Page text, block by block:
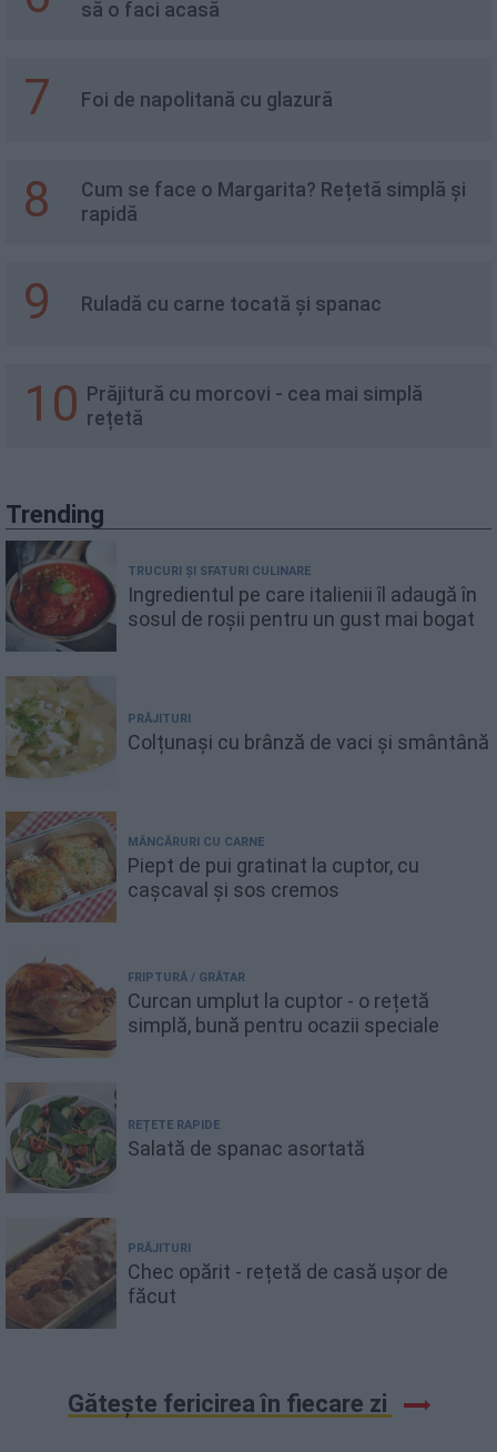
să o faci acasă
7 Foi de napolitană cu glazură
8
Cum se face o Margarita? Rețetă simplă și
rapidă
9 Ruladă cu carne tocată și spanac
10 Prăjitură cu morcovi - cea mai simplă
rețetă
Trending
TRUCURI ȘI SFATURI CULINARE
Ingredientul pe care italienii îl adaugă în
sosul de roșii pentru un gust mai bogat
PRĂJITURI
Colțunași cu brânză de vaci și smântână
MÂNCĂRURI CU CARNE
Piept de pui gratinat la cuptor, cu
cașcaval și sos cremos
FRIPTURĂ / GRĂTAR
Curcan umplut la cuptor - o rețetă
simplă, bună pentru ocazii speciale
REȚETE RAPIDE
Salată de spanac asortată
PRĂJITURI
Chec opărit - rețetă de casă ușor de
făcut
Gătește fericirea în fiecare zi